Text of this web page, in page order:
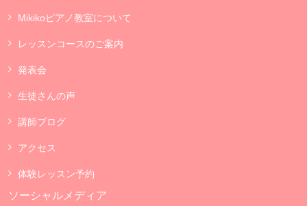
Mikikoピアノ教室について
レッスンコースのご案内
発表会
生徒さんの声
講師ブログ
アクセス
体験レッスン予約
ソーシャルメディア